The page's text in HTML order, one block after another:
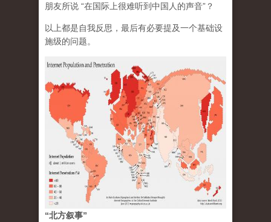
朋友所说 “在国际上很难听到中国人的声音”？
以上都是自我反思，最后有必要提及一个基础设
施级的问题。
“北方叙事”